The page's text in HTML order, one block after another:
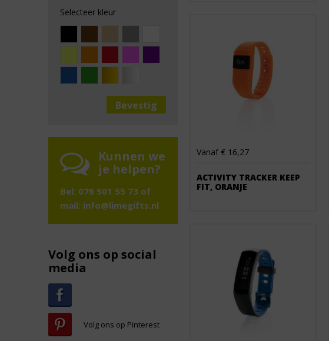
Selecteer kleur
Kunnen we
je helpen?
Bel: 076 501 55 73 of
mail: info@limegifts.nl
Volg ons op social
media
Volg ons op Pinterest
Vanaf € 16,27
ACTIVITY TRACKER KEEP
FIT, ORANJE